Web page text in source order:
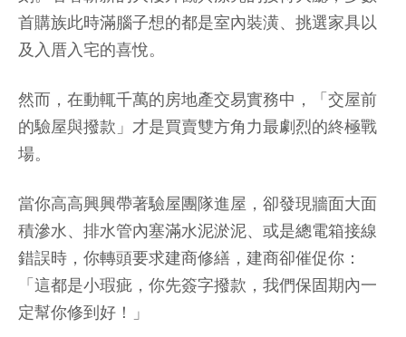
首購族此時滿腦子想的都是室內裝潢、挑選家具以
及入厝入宅的喜悅。
然而，在動輒千萬的房地產交易實務中，「交屋前
的驗屋與撥款」才是買賣雙方角力最劇烈的終極戰
場。
當你高高興興帶著驗屋團隊進屋，卻發現牆面大面
積滲水、排水管內塞滿水泥淤泥、或是總電箱接線
錯誤時，你轉頭要求建商修繕，建商卻催促你：
「這都是小瑕疵，你先簽字撥款，我們保固期內一
定幫你修到好！」